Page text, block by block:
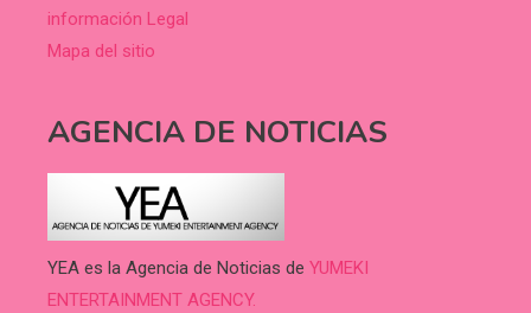
información Legal
Mapa del sitio
AGENCIA DE NOTICIAS
YEA es la Agencia de Noticias de YUMEKI
ENTERTAINMENT AGENCY.